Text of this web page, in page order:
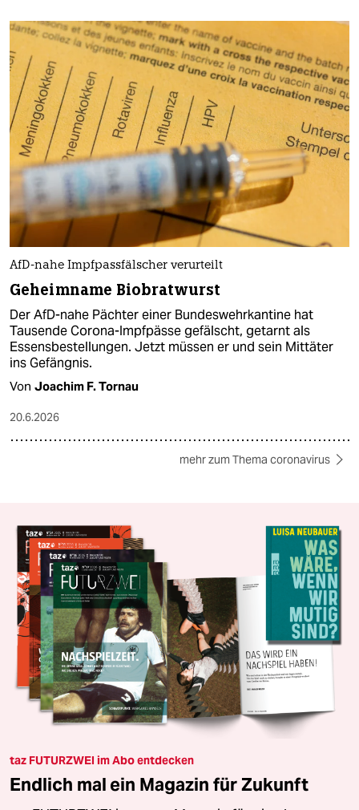
AfD-nahe Impfpassfälscher verurteilt
Geheimname Biobratwurst
Der AfD-nahe Pächter einer Bundeswehrkantine hat
Tausende Corona-Impfpässe gefälscht, getarnt als
Essensbestellungen. Jetzt müssen er und sein Mittäter
ins Gefängnis.
Von Joachim F. Tornau
20.6.2026
mehr zum Thema coronavirus
taz FUTURZWEI im Abo entdecken
Endlich mal ein Magazin für Zukunft